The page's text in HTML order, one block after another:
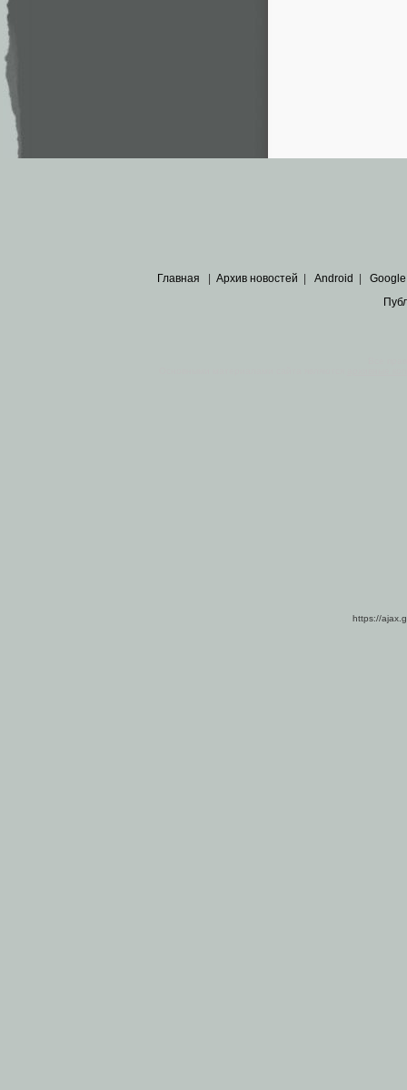
Главная Архив новостей Android Google
https://